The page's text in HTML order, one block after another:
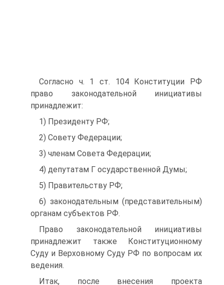
Согласно ч. 1 ст. 104 Конституции РФ
право законодательной инициативы
принадлежит:
1) Президенту РФ;
2) Совету Федерации;
3) членам Совета Федерации;
4) депутатам Г осударственной Думы;
5) Правительству РФ;
6) законодательным (представительным)
органам субъектов РФ.
Право законодательной инициативы
принадлежит также Конституционному
Суду и Верховному Суду РФ по вопросам их
ведения.
Итак, после внесения проекта